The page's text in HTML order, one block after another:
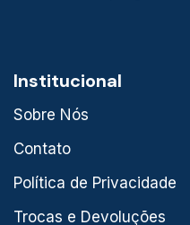
Institucional
Sobre Nós
Contato
Política de Privacidade
Trocas e Devoluções